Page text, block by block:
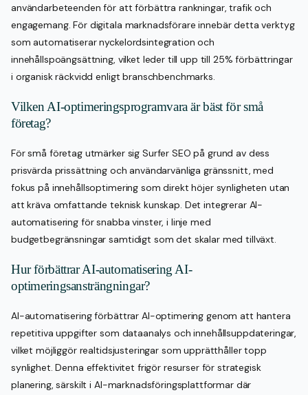
användarbeteenden för att förbättra rankningar, trafik och
engagemang. För digitala marknadsförare innebär detta verktyg
som automatiserar nyckelordsintegration och
innehållspoängsättning, vilket leder till upp till 25% förbättringar
i organisk räckvidd enligt branschbenchmarks.
Vilken AI-optimeringsprogramvara är bäst för små
företag?
För små företag utmärker sig Surfer SEO på grund av dess
prisvärda prissättning och användarvänliga gränssnitt, med
fokus på innehållsoptimering som direkt höjer synligheten utan
att kräva omfattande teknisk kunskap. Det integrerar AI-
automatisering för snabba vinster, i linje med
budgetbegränsningar samtidigt som det skalar med tillväxt.
Hur förbättrar AI-automatisering AI-
optimeringsansträngningar?
AI-automatisering förbättrar AI-optimering genom att hantera
repetitiva uppgifter som dataanalys och innehållsuppdateringar,
vilket möjliggör realtidsjusteringar som upprätthåller topp
synlighet. Denna effektivitet frigör resurser för strategisk
planering, särskilt i AI-marknadsföringsplattformar där